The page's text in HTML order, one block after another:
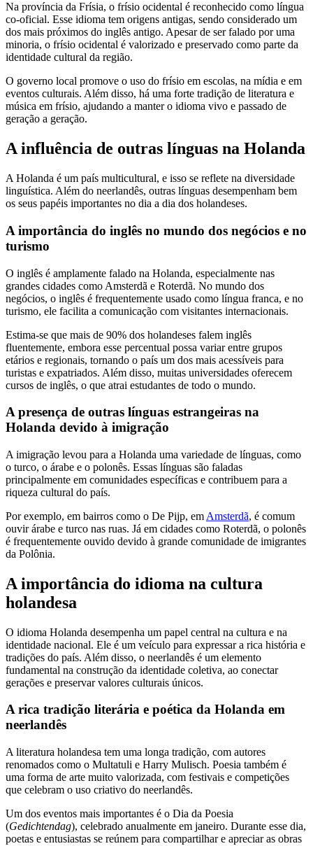
Na província da Frísia, o frísio ocidental é reconhecido como língua
co-oficial. Esse idioma tem origens antigas, sendo considerado um
dos mais próximos do inglês antigo. Apesar de ser falado por uma
minoria, o frísio ocidental é valorizado e preservado como parte da
identidade cultural da região.
O governo local promove o uso do frísio em escolas, na mídia e em
eventos culturais. Além disso, há uma forte tradição de literatura e
música em frísio, ajudando a manter o idioma vivo e passado de
geração a geração.
A influência de outras línguas na Holanda
A Holanda é um país multicultural, e isso se reflete na diversidade
linguística. Além do neerlandês, outras línguas desempenham bem
os seus papéis importantes no dia a dia dos holandeses.
A importância do inglês no mundo dos negócios e no
turismo
O inglês é amplamente falado na Holanda, especialmente nas
grandes cidades como Amsterdã e Roterdã. No mundo dos
negócios, o inglês é frequentemente usado como língua franca, e no
turismo, ele facilita a comunicação com visitantes internacionais.
Estima-se que mais de 90% dos holandeses falem inglês
fluentemente, embora esse percentual possa variar entre grupos
etários e regionais, tornando o país um dos mais acessíveis para
turistas e expatriados. Além disso, muitas universidades oferecem
cursos de inglês, o que atrai estudantes de todo o mundo.
A presença de outras línguas estrangeiras na
Holanda devido à imigração
A imigração levou para a Holanda uma variedade de línguas, como
o turco, o árabe e o polonês. Essas línguas são faladas
principalmente em comunidades específicas e contribuem para a
riqueza cultural do país.
Por exemplo, em bairros como o De Pijp, em Amsterdã, é comum
ouvir árabe e turco nas ruas. Já em cidades como Roterdã, o polonês
é frequentemente ouvido devido à grande comunidade de imigrantes
da Polônia.
A importância do idioma na cultura
holandesa
O idioma Holanda desempenha um papel central na cultura e na
identidade nacional. Ele é um veículo para expressar a rica história e
tradições do país. Além disso, o neerlandês é um elemento
fundamental na construção da identidade coletiva, ao conectar
gerações e preservar valores culturais únicos.
A rica tradição literária e poética da Holanda em
neerlandês
A literatura holandesa tem uma longa tradição, com autores
renomados como o Multatuli e Harry Mulisch. Poesia também é
uma forma de arte muito valorizada, com festivais e competições
que celebram o uso criativo do neerlandês.
Um dos eventos mais importantes é o Dia da Poesia
(Gedichtendag), celebrado anualmente em janeiro. Durante esse dia,
poetas e entusiastas se reúnem para compartilhar e apreciar as obras